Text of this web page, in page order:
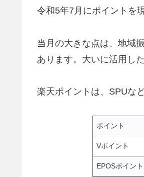
令和5年7月にポイントを
当月の大きな点は、地域
あります。大いに活用し
楽天ポイントは、SPUな
ポイント
Vポイント
EPOSポイント